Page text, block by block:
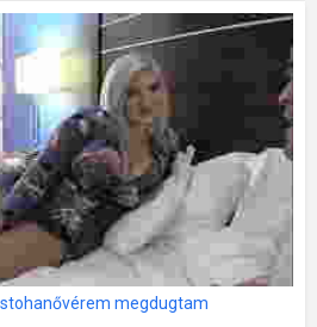
megdugtam